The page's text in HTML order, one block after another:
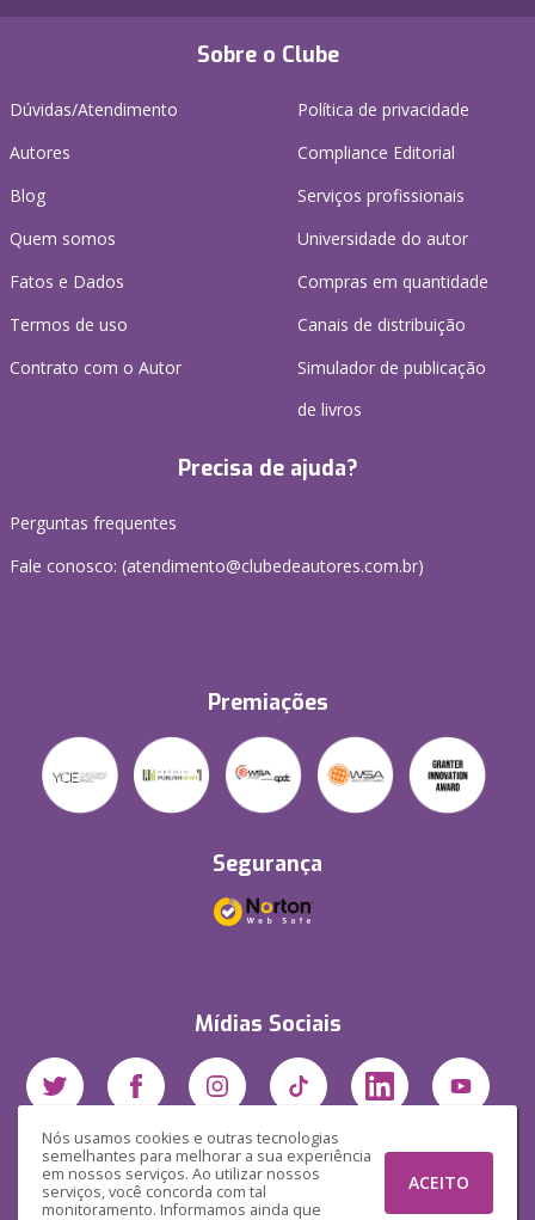
Nós usamos cookies e outras tecnologias
semelhantes para melhorar a sua experiência
em nossos serviços. Ao utilizar nossos
serviços, você concorda com tal
monitoramento. Informamos ainda que
ACEITO
Sobre o Clube
Dúvidas/Atendimento
Autores
Blog
Quem somos
Fatos e Dados
Termos de uso
Contrato com o Autor
Política de privacidade
Compliance Editorial
Serviços profissionais
Universidade do autor
Compras em quantidade
Canais de distribuição
Simulador de publicação
de livros
Precisa de ajuda?
Perguntas frequentes
Fale conosco: (atendimento@clubedeautores.com.br)
Premiações
Segurança
Mídias Sociais